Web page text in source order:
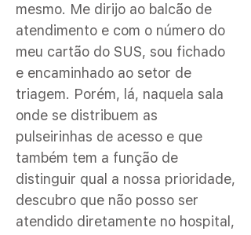
mesmo. Me dirijo ao balcão de
atendimento e com o número do
meu cartão do SUS, sou fichado
e encaminhado ao setor de
triagem. Porém, lá, naquela sala
onde se distribuem as
pulseirinhas de acesso e que
também tem a função de
distinguir qual a nossa prioridade,
descubro que não posso ser
atendido diretamente no hospital,